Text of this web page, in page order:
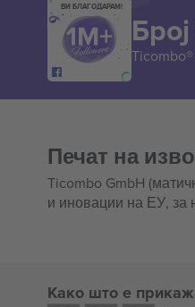
ВИ БЛАГОДАРАМ!
Печат на
Ticombo GmbH
и иновации на ЕУ, за
Како што е